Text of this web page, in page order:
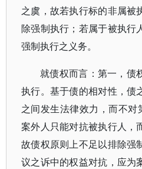
之虞，故若执行标的非属被
除强制执行；若属于被执行
强制执行之义务。
就债权而言：第一，债
执行。基于债的相对性，债
之间发生法律效力，而不
案外人只能对抗被执行人，
故债权原则上不足以排除强
议之诉中的权益对抗，应为